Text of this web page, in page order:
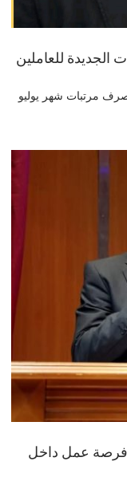
الجديدة للعاملين
مرتبات شهر يوليو
محافظ الشرقية:يعلن عن توفير 1837 فرصة عمل داخل